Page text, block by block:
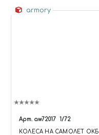
armory
Арт. aw72017 1/72
КОЛЕСА НА САМОЛЕТ ОКБ